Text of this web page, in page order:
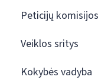
Peticijų
Veiklos sritys
Kokybės vadyba